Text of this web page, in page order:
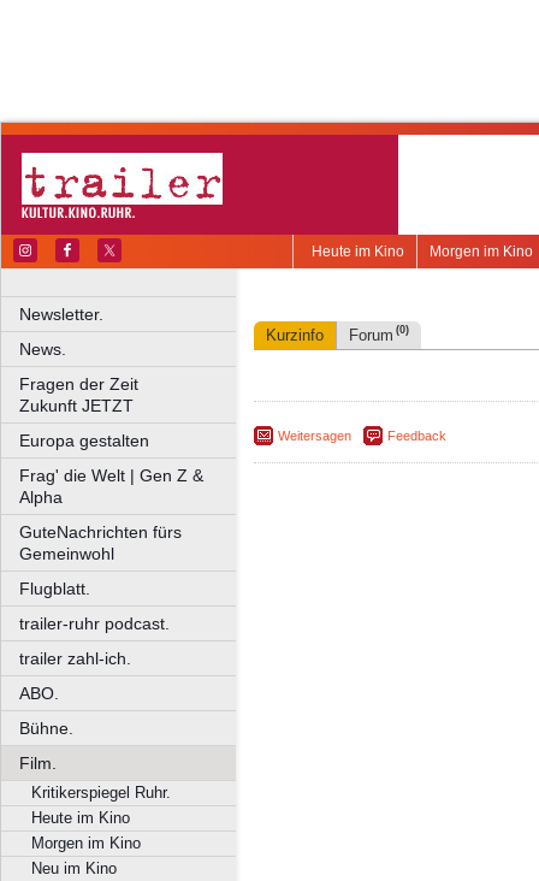
Morgen im Kino
Heute im Kino
Newsletter.
News.
Fragen der Zeit
Zukunft JETZT
Europa gestalten
Frag' die Welt | Gen Z &
Alpha
GuteNachrichten fürs
Gemeinwohl
Flugblatt.
trailer-ruhr podcast.
trailer zahl-ich.
ABO.
Bühne.
Film.
Kritikerspiegel Ruhr.
Heute im Kino
Morgen im Kino
Neu im Kino
Kurzinfo Forum (0)
Weitersagen Feedback